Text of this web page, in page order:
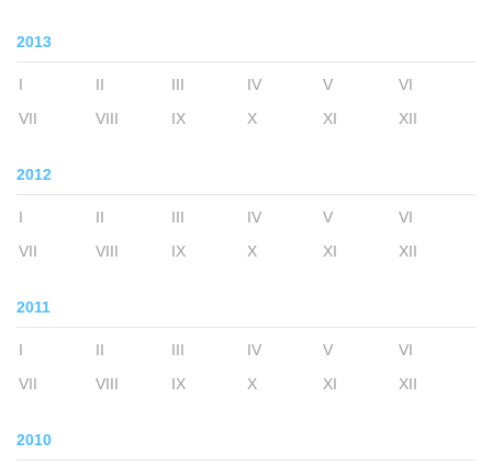
2013
I II III IV V
VI
VII
VIII IX X XI XII
2012
I II III IV V
VI
VII
VIII IX X XI XII
2011
I II III IV V
VI
VII
VIII IX X XI XII
2010